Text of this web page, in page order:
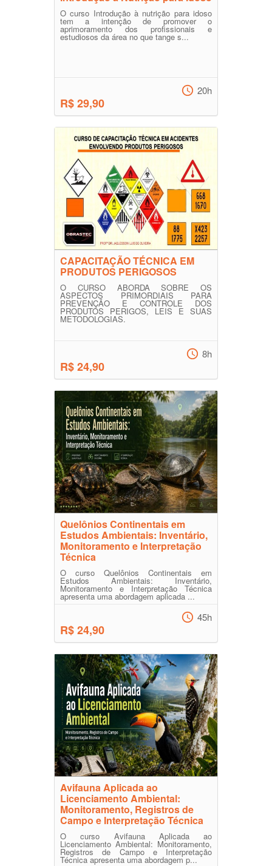
O curso Introdução à nutrição para idoso
tem a intenção de promover o
aprimoramento dos profissionais e
estudiosos da área no que tange s...
R$ 29,90
20h
CAPACITAÇÃO TÉCNICA EM
PRODUTOS PERIGOSOS
O CURSO ABORDA SOBRE OS
ASPECTOS PRIMORDIAIS PARA
PREVENÇÃO E CONTROLE DOS
PRODUTOS PERIGOS, LEIS E SUAS
METODOLOGIAS.
R$ 24,90
8h
Quelônios Continentais em
Estudos Ambientais: Inventário,
Monitoramento e Interpretação
Técnica
O curso Quelônios Continentais em
Estudos Ambientais: Inventário,
Monitoramento e Interpretação Técnica
apresenta uma abordagem aplicada ...
R$ 24,90
45h
Avifauna Aplicada ao
Licenciamento Ambiental:
Monitoramento, Registros de
Campo e Interpretação Técnica
O curso Avifauna Aplicada ao
Licenciamento Ambiental: Monitoramento,
Registros de Campo e Interpretação
Técnica apresenta uma abordagem p...